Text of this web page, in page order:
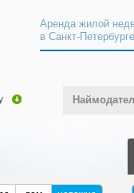
Аренда жилой
в Санкт-